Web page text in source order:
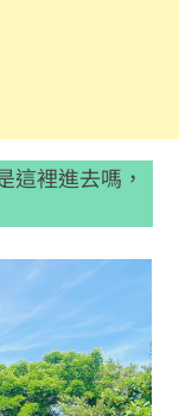
這裡進去嗎，